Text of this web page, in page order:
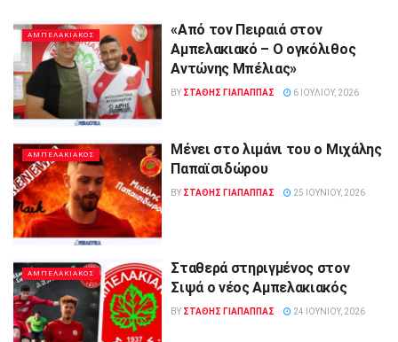
ΑΜΠΕΛΑΚΙΑΚΟΣ
«Από τον Πειραιά στον
Αμπελακιακό – Ο ογκόλιθος
Αντώνης Μπέλιας»
BY ΣΤΑΘΗΣ ΓΊΑΠΑΠΠΑΣ 6 ΙΟΥΛΊΟΥ, 2026
ΑΜΠΕΛΑΚΙΑΚΟΣ
Μένει στο λιμάνι του ο Μιχάλης
Παπαϊσιδώρου
BY ΣΤΑΘΗΣ ΓΊΑΠΑΠΠΑΣ 25 ΙΟΥΝΊΟΥ, 2026
ΑΜΠΕΛΑΚΙΑΚΟΣ
Σταθερά στηριγμένος στον
Σιψά ο νέος Αμπελακιακός
BY ΣΤΑΘΗΣ ΓΊΑΠΑΠΠΑΣ 24 ΙΟΥΝΊΟΥ, 2026